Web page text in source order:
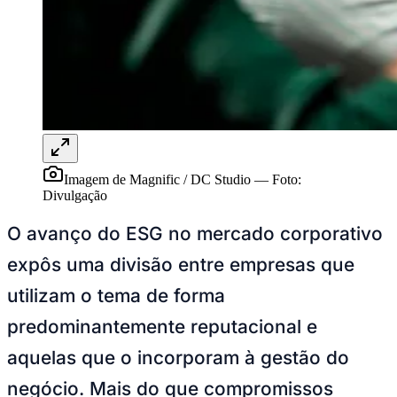
Imagem de Magnific / DC Studio — Foto:
Divulgação
O avanço do ESG no mercado corporativo
expôs uma divisão entre empresas que
utilizam o tema de forma
predominantemente reputacional e
aquelas que o incorporam à gestão do
negócio. Mais do que compromissos